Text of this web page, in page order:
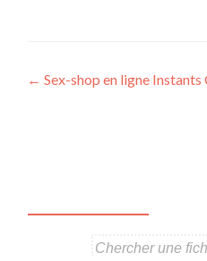
Navigation
← Sex-shop en ligne